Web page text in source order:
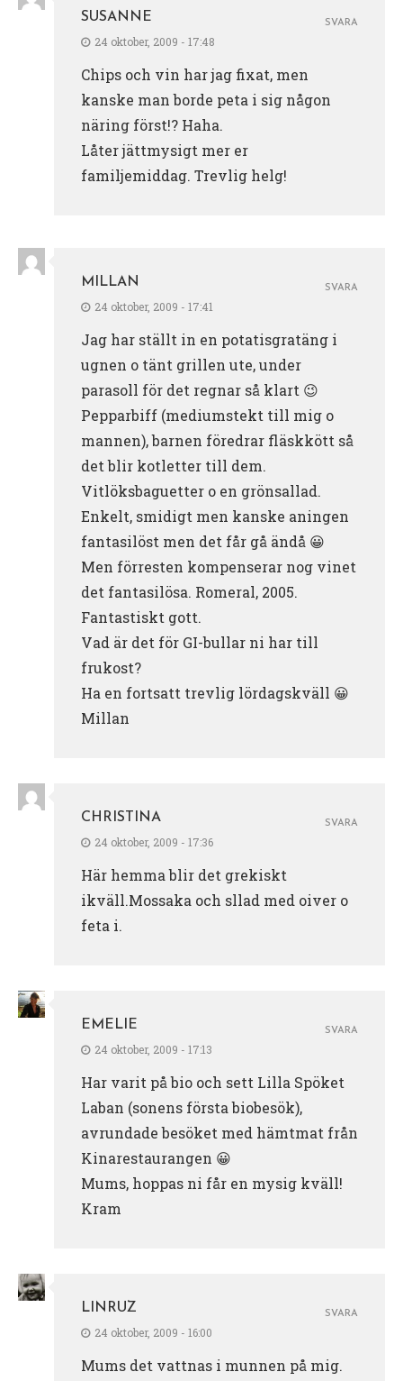
SUSANNE
24 oktober, 2009 - 17:48
Chips och vin har jag fixat, men
kanske man borde peta i sig någon
näring först!? Haha.
Låter jättmysigt mer er
familjemiddag. Trevlig helg!
SVARA
MILLAN
24 oktober, 2009 - 17:41
Jag har ställt in en potatisgratäng i
ugnen o tänt grillen ute, under
parasoll för det regnar så klart 😉
Pepparbiff (mediumstekt till mig o
mannen), barnen föredrar fläskkött så
det blir kotletter till dem.
Vitlöksbaguetter o en grönsallad.
Enkelt, smidigt men kanske aningen
fantasilöst men det får gå ändå 😀
Men förresten kompenserar nog vinet
det fantasilösa. Romeral, 2005.
Fantastiskt gott.
Vad är det för GI-bullar ni har till
frukost?
Ha en fortsatt trevlig lördagskväll 😀
Millan
SVARA
CHRISTINA
24 oktober, 2009 - 17:36
Här hemma blir det grekiskt
ikväll.Mossaka och sllad med oiver o
feta i.
SVARA
EMELIE
24 oktober, 2009 - 17:13
Har varit på bio och sett Lilla Spöket
Laban (sonens första biobesök),
avrundade besöket med hämtmat från
Kinarestaurangen 😀
Mums, hoppas ni får en mysig kväll!
Kram
SVARA
LINRUZ
24 oktober, 2009 - 16:00
Mums det vattnas i munnen på mig.
SVARA